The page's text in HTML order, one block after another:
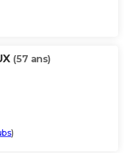
(57 ans)
)